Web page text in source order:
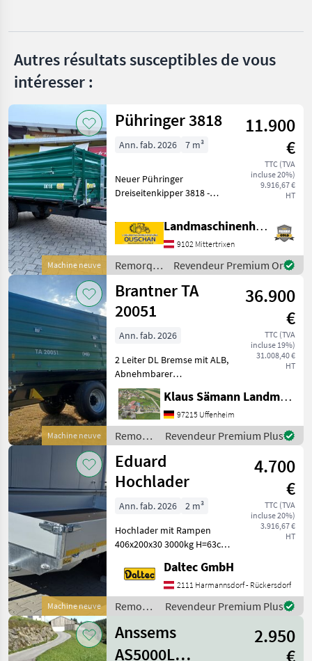
Autres résultats susceptibles de vous
intéresser :
Machine neuve
Pühringer 3818
11.900
€
TTC (TVA
incluse 20%)
9.916,67 €
HT
Ann. fab. 2026 7 m³
Neuer Pühringer
Dreiseitenkipper 3818 -
Nutzlast 6000kg -
Brückenmaße
3850x1820mm -
Pendelaufsatzwand -
Grundbordwand 500mm
mit Hebefede
Landmaschinenhandel Ouschan Anton
9102 Mittertrixen
Remorques
/
Pühringer
Revendeur Premium Or
Machine neuve
Brantner TA
20051
36.900
€
TTC (TVA
incluse 19%)
31.008,40 €
HT
Ann. fab. 2026
2 Leiter DL Bremse mit ALB,
Abnehmbarer
Lampenschutz, autom.
Anhängekupplung, Öl und
Luft hinten, Planenaufbau
mit Rollplane,
Bedienplattform,
Bordwände mit Powerfle
Klaus Sämann Landmaschinen Fachbetrieb GmbH
97215 Uffenheim
Remorques
/
Brantner
Revendeur Premium Plus
Machine neuve
Eduard
Hochlader
4.700
€
TTC (TVA
incluse 20%)
3.916,67 €
HT
Ann. fab. 2026
2 m³
Hochlader mit Rampen
406x200x30 3000kg H=63cm
Statt € 5.195, - um € 4.700, -
inkl. 20% Ust AUFBAU
Bordwände aus Aluminium
Hohlka
Daltec GmbH
2111 Harmannsdorf - Rückersdorf
RemorquesRevendeur Premium Plus
Anssems
AS5000L
2.950
€